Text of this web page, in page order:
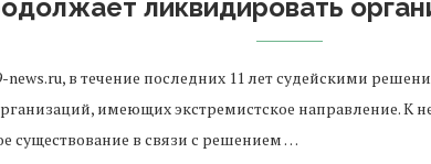
ликвидировать
в течение последних 11 лет судейскими
имеющих экстремистское направление. К
существование в связи с решением …